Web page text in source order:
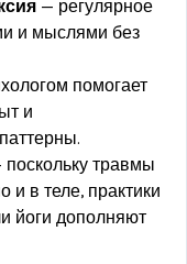
— регулярное
и мыслями без
помогает
и
поскольку травмы
и в теле, практики
йоги дополняют